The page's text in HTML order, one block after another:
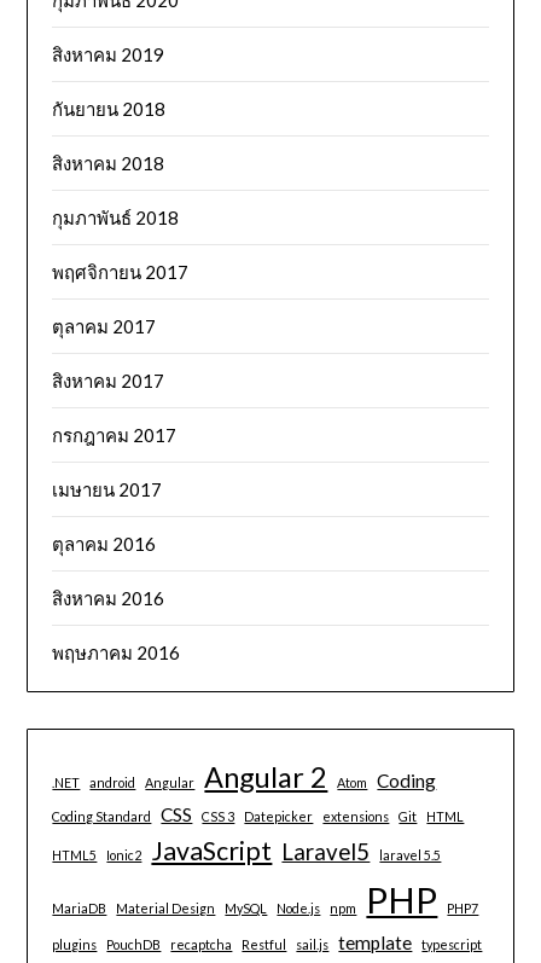
สิงหาคม 2019
กันยายน 2018
สิงหาคม 2018
กุมภาพันธ์ 2018
พฤศจิกายน 2017
ตุลาคม 2017
สิงหาคม 2017
กรกฎาคม 2017
เมษายน 2017
ตุลาคม 2016
สิงหาคม 2016
พฤษภาคม 2016
.NET android Angular Angular 2 Atom Coding
Coding Standard CSS CSS 3 Datepicker extensions Git HTML
HTML5 Ionic2 JavaScript Laravel5 laravel 5.5
MariaDB Material Design MySQL Node.js npm PHP PHP7
plugins PouchDB recaptcha Restful sail.js template typescript